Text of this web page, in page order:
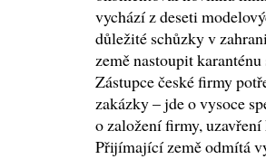
vychází z deseti
důležité schůzky v
země nastoupit
Zástupce české firmy
zakázky – jde o vysoce
o založení firmy,
Přijímající země odmítá